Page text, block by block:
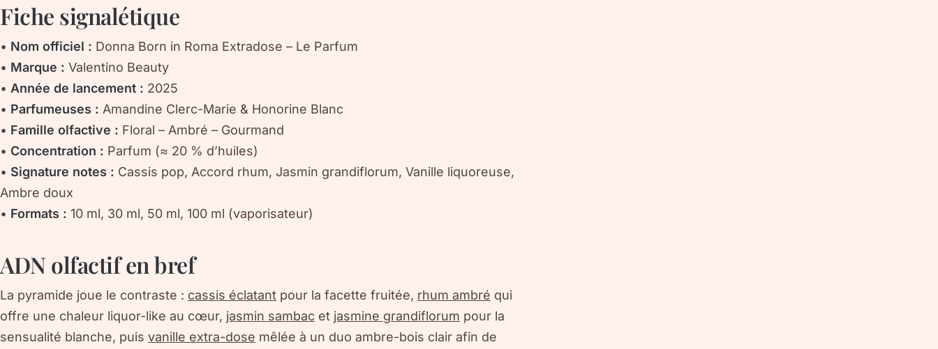
Fiche signalétique
• Nom officiel : Donna Born in Roma Extradose – Le Parfum
• Marque : Valentino Beauty
• Année de lancement : 2025
• Parfumeuses : Amandine Clerc-Marie & Honorine Blanc
• Famille olfactive : Floral – Ambré – Gourmand
• Concentration : Parfum (≈ 20 % d’huiles)
• Signature notes : Cassis pop, Accord rhum, Jasmin grandiflorum, Vanille liquoreuse,
Ambre doux
• Formats : 10 ml, 30 ml, 50 ml, 100 ml (vaporisateur)
ADN olfactif en bref
La pyramide joue le contraste : cassis éclatant pour la facette fruitée, rhum ambré qui
offre une chaleur liquor-like au cœur, jasmin sambac et jasmine grandiflorum pour la
sensualité blanche, puis vanille extra-dose mêlée à un duo ambre-bois clair afin de